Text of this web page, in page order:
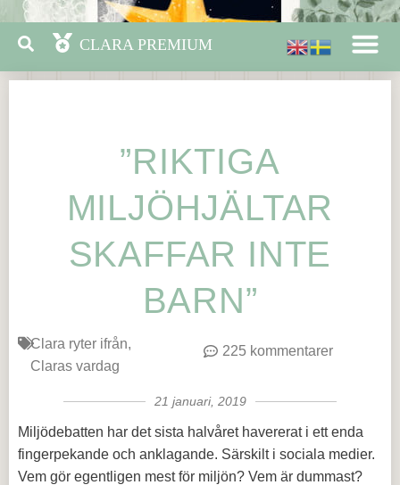
”RIKTIGA
MILJÖHJÄLTAR
SKAFFAR INTE
BARN”
Clara ryter ifrån
Claras vardag
225 kommentarer
21 januari, 2019
Miljödebatten har det sista halvåret havererat i ett enda
fingerpekande och anklagande. Särskilt i sociala medier.
Vem gör egentligen mest för miljön? Vem är dummast?